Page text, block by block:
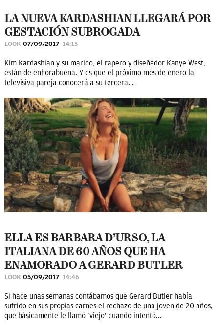
LA NUEVA KARDASHIAN LLEGARÁ POR
GESTACIÓN SUBROGADA
LOOK 07/09/2017 14:15
Kim Kardashian y su marido, el rapero y diseñador Kanye West,
están de enhorabuena. Y es que el próximo mes de enero la
televisiva pareja conocerá a su tercera...
ELLA ES BARBARA D’URSO, LA
ITALIANA DE 60 AÑOS QUE HA
ENAMORADO A GERARD BUTLER
LOOK 05/09/2017 14:46
Si hace unas semanas contábamos que Gerard Butler había
sufrido en sus propias carnes el rechazo de una joven de 20 años,
que básicamente le llamó ‘viejo’ cuando intentó...